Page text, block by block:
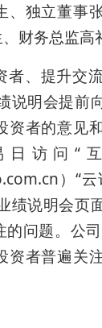
、独立董事
财务总监高
者、提升交
说明会提前
资者的意见
访问“
）“云
绩说明会页
的问题。公
资者普遍关